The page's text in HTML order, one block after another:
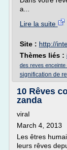
a...
Lire la suite
Site : http://
Thèmes liés :
des reves enceinte
signification de
10 Rêves
zanda
viral
March 4, 2013
Les êtres
leurs rêves